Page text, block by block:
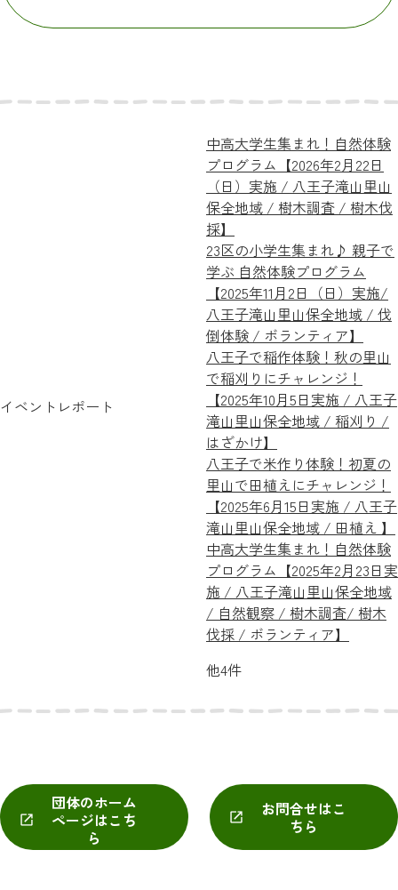
イベントレポート
中高大学生集まれ！自然体験
プログラム【2026年2月22日
（日）実施 / 八王子滝山里山
保全地域 / 樹木調査 / 樹木伐
採】
23区の小学生集まれ♪ 親子で
学ぶ 自然体験プログラム
【2025年11月2日（日）実施/
八王子滝山里山保全地域 / 伐
倒体験 / ボランティア】
八王子で稲作体験！秋の里山
で稲刈りにチャレンジ！
【2025年10月5日実施 / 八王子
滝山里山保全地域 / 稲刈り /
はざかけ】
八王子で米作り体験！初夏の
里山で田植えにチャレンジ！
【2025年6月15日実施 / 八王子
滝山里山保全地域 / 田植え 】
中高大学生集まれ！自然体験
プログラム【2025年2月23日実
施 / 八王子滝山里山保全地域
/ 自然観察 / 樹木調査/ 樹木
伐採 / ボランティア】
他4件
団体のホーム
ページはこち
ら
お問合せはこ
ちら